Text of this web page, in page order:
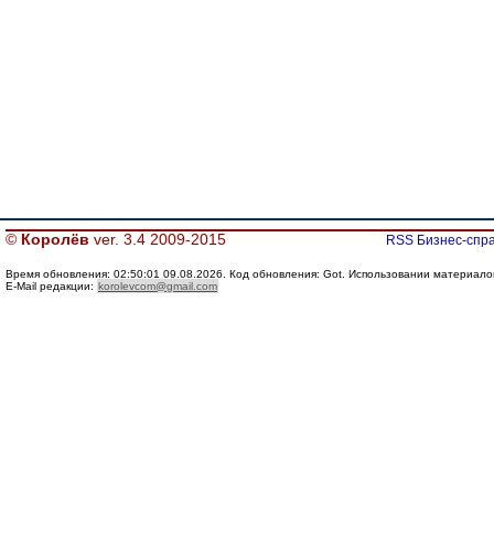
© Королёв ver. 3.4 2009-2015 RSS Бизнес-
Время обновления: 02:50:01 09.08.2026. Код обновления: Got. Использовании
E-Mail редакции: korolevcom@gmail.com